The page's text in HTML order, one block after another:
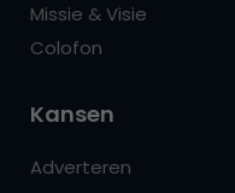
Missie & Visie
Colofon
Kansen
Adverteren